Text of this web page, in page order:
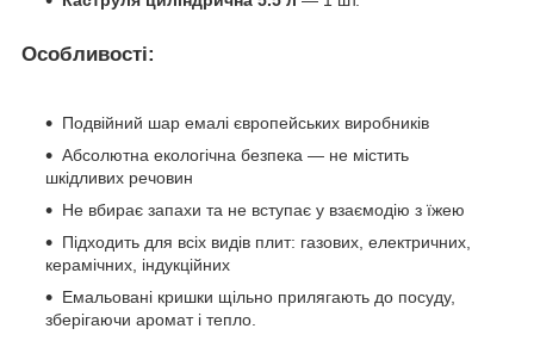
Особливості:
Подвійний шар емалі європейських виробників
Абсолютна екологічна безпека — не містить
шкідливих речовин
Не вбирає запахи та не вступає у взаємодію з їжею
Підходить для всіх видів плит: газових, електричних,
керамічних, індукційних
Емальовані кришки щільно прилягають до посуду,
зберігаючи аромат і тепло.